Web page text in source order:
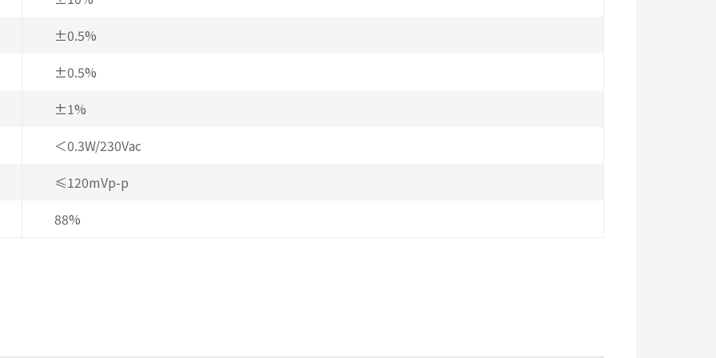
±0.5%
±0.5%
±1%
＜0.3W/230Vac
≤120mVp-p
88%